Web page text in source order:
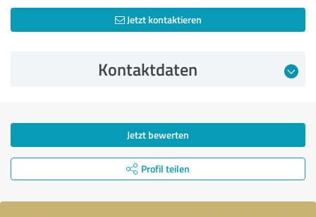
Jetzt kontaktieren
Kontaktdaten
Jetzt bewerten
Profil teilen